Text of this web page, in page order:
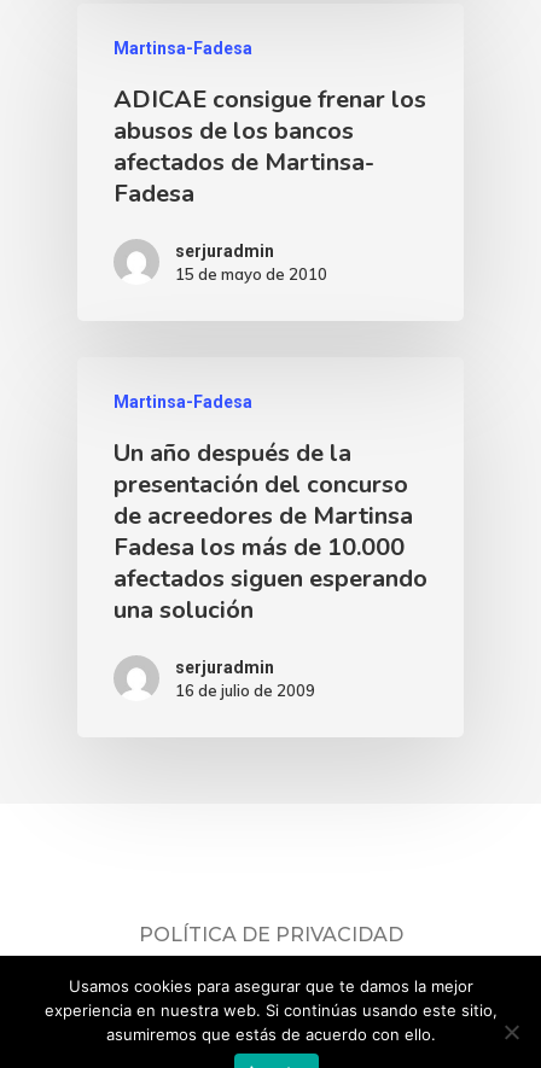
Martinsa-Fadesa
ADICAE consigue frenar los
abusos de los bancos
afectados de Martinsa-
Fadesa
serjuradmin
15 de mayo de 2010
Martinsa-Fadesa
Un año después de la
presentación del concurso
de acreedores de Martinsa
Fadesa los más de 10.000
afectados siguen esperando
una solución
serjuradmin
16 de julio de 2009
POLÍTICA DE PRIVACIDAD
Consulta nuestrapolítica de privacidad.
© 2026 ADICAE Servicios Jurídicos.
Usamos cookies para asegurar que te damos la mejor
experiencia en nuestra web. Si continúas usando este sitio,
asumiremos que estás de acuerdo con ello.